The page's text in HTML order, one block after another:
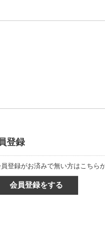
登録
登録がお済みで無い方はこちら
会員登録をする